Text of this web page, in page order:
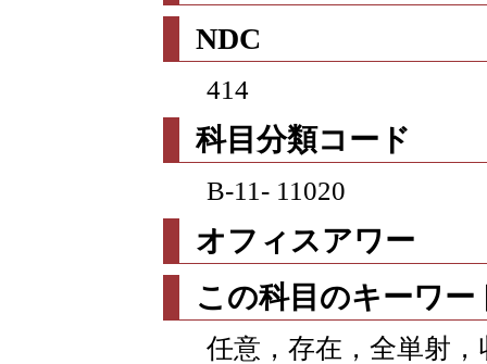
NDC
414
科目分類コード
B-11- 11020
オフィスアワー
この科目のキーワー
任意，存在，全単射